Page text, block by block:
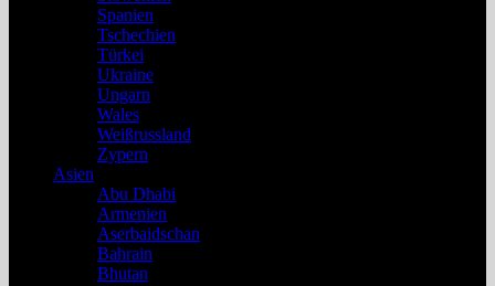
Spanien
Tschechien
Türkei
Ukraine
Ungarn
Wales
Weißrussland
Zypern
Asien
Abu Dhabi
Armenien
Aserbaidschan
Bahrain
Bhutan